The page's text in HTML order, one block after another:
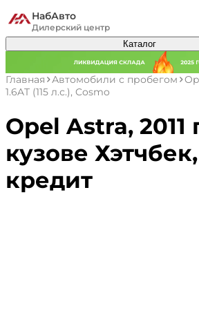
НабАвто
Дилерский центр
Каталог
Главная Автомобили с пробегом
1.6AT (115 л.с.), Cosmo
Opel Astra, 2011
кузове
кредит